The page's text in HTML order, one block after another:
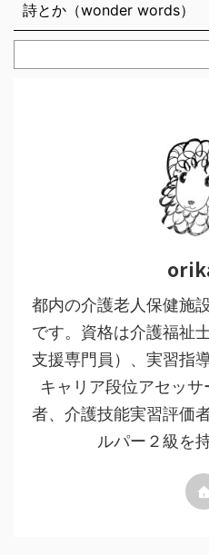
詩とか（wonder words）
都内の介護老人保健施
です。資格は介護福祉
支援専門員）、実習指
キャリア段位アセッ
者、介護技能実習評価
ルパー２級を